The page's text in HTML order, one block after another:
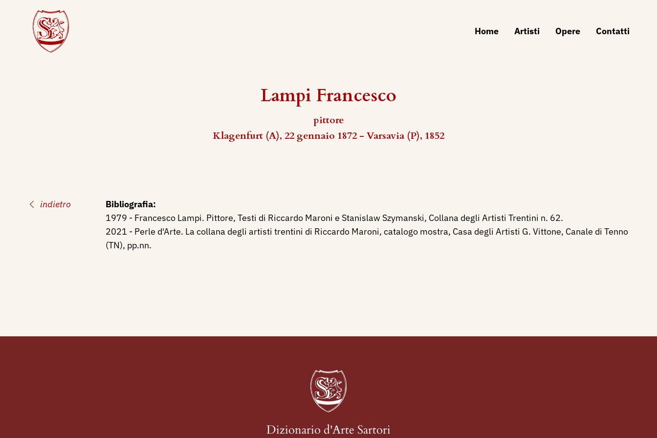
Home Artisti Opere Contatti
Lampi Francesco
pittore
Klagenfurt (A), 22 gennaio 1872 - Varsavia (P), 1852
indietro
Bibliografia:
1979 - Francesco Lampi. Pittore, Testi di Riccardo Maroni e Stanislaw Szymanski, Collana degli Artisti Trentini n. 62.
2021 - Perle d'Arte. La collana degli artisti trentini di Riccardo Maroni, catalogo mostra, Casa degli Artisti G. Vittone, Canale di Tenno
(TN), pp.nn.
Dizionario d'Arte Sartori